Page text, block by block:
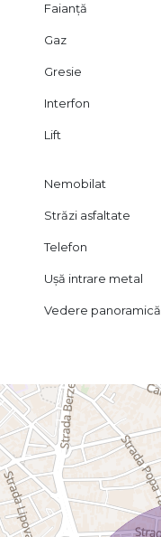
Faianță
Gaz
Gresie
Interfon
Lift
Nemobilat
Străzi asfaltate
Telefon
Ușă intrare metal
Vedere panoramică